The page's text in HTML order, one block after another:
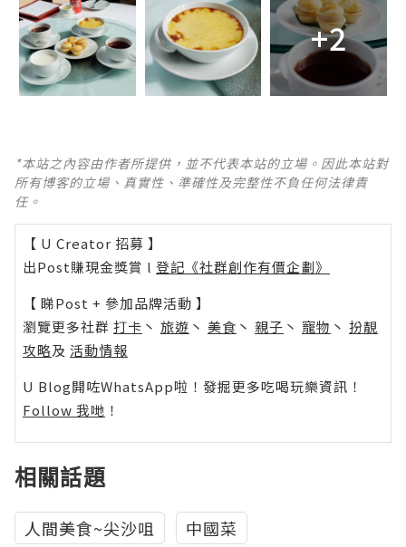
+2
*本站之內容由作者所提供，並不代表本站的立場。因此本站對
所有博客的立場、真實性、準確性及完整性不負任何法律責
任。
【 U Creator 招募 】
出Post賺現金獎賞 l 登記《社群創作有價企劃》
【 睇Post + 參加品牌活動 】
瀏覽更多社群 打卡 丶 旅遊 丶 美食 丶 親子 丶 寵物 丶 扮靚
攻略及 活動情報
U Blog開咗WhatsApp啦！發掘更多吃喝玩樂資訊！
Follow 我哋 ！
相關話題
人間美食~尖沙咀
中國菜